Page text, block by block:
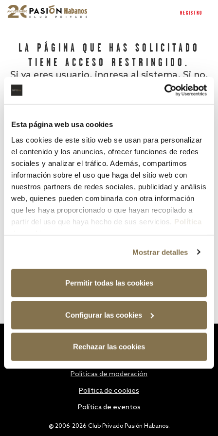
Esta página web usa cookies
Las cookies de este sitio web se usan para personalizar
el contenido y los anuncios, ofrecer funciones de redes
sociales y analizar el tráfico. Además, compartimos
información sobre el uso que haga del sitio web con
nuestros partners de redes sociales, publicidad y análisis
web, quienes pueden combinarla con otra información
que les haya proporcionado o que hayan recopilado a
partir del uso que haya hecho de sus servicios. Política
Mostrar detalles
Permitir todas las cookies
Configurar las cookies
Rechazar las cookies
REGISTRO
LA PÁGINA QUE HAS SOLICITADO
TIENE ACCESO RESTRINGIDO.
Si ya eres usuario, ingresa al sistema. Si no,
¿Has olvidado tu contraseña?
@ 2006-2026 Club Privado Pasión Habanos.
Políticas de moderación
Política de cookies
Política de eventos